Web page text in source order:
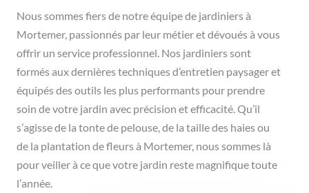
Nous sommes fiers de notre équipe de jardiniers à
Mortemer, passionnés par leur métier et dévoués à vous
offrir un service professionnel. Nos jardiniers sont
formés aux dernières techniques d’entretien paysager et
équipés des outils les plus performants pour prendre
soin de votre jardin avec précision et efficacité. Qu’il
s’agisse de la tonte de pelouse, de la taille des haies ou
de la plantation de fleurs à Mortemer, nous sommes là
pour veiller à ce que votre jardin reste magnifique toute
l’année.